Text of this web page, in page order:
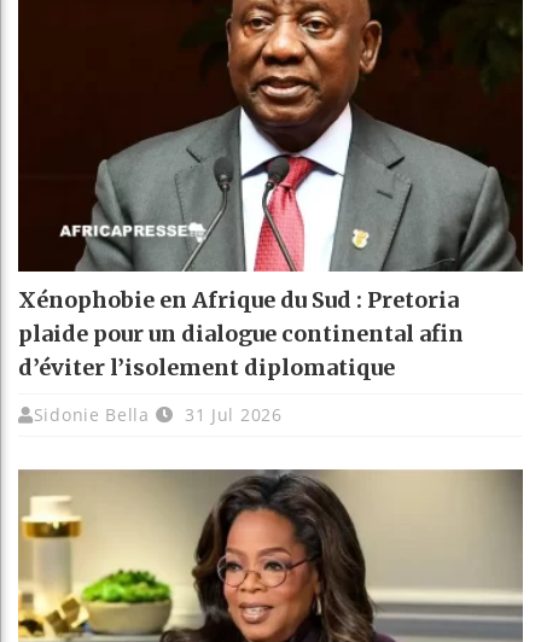
Xénophobie en Afrique du Sud : Pretoria
plaide pour un dialogue continental afin
d’éviter l’isolement diplomatique
Sidonie Bella 31 Jul 2026